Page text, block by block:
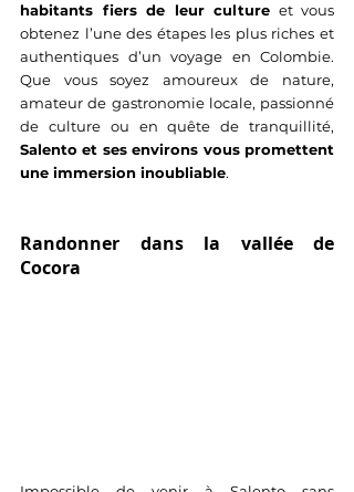
habitants fiers de leur culture et vous
obtenez l’une des étapes les plus riches et
authentiques d’un voyage en Colombie.
Que vous soyez amoureux de nature,
amateur de gastronomie locale, passionné
Salento et ses environs vous promettent
une immersion inoubliable.
Randonner dans la vallée de
Cocora